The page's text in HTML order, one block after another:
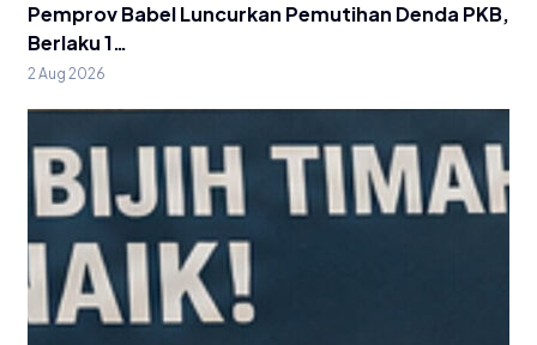
Pemprov Babel Luncurkan Pemutihan Denda PKB,
Berlaku 1…
2 Aug 2026